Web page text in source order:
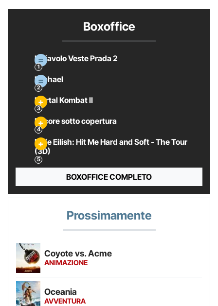
Boxoffice
Il Diavolo Veste Prada 2
Michael
Mortal Kombat II
Pecore sotto copertura
Billie Eilish: Hit Me Hard and Soft - The Tour
(3D)
BOXOFFICE COMPLETO
Prossimamente
Coyote vs. Acme
ANIMAZIONE
Oceania
AVVENTURA